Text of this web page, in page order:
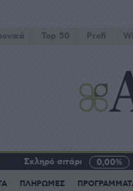
Top 50 Profi
Σκληρό σιτάρι 0,00%
ΠΛΗΡΩΜΕΣ